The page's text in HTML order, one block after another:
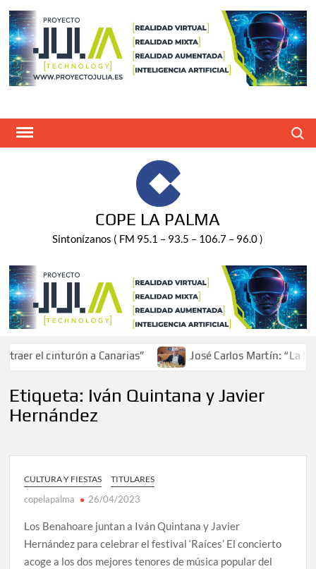
Saltar
contenido
COPE LA PALMA
Sintonízanos ( FM 95.1 – 93.5 – 106.7 – 96.0 )
el cinturón a Canarias” José Carlos Martín: “La
Etiqueta: Iván Quintana y Javier
Hernández
CULTURA Y FIESTAS TITULARES
copelapalma 26/04/2023
Los Benahoare juntan a Iván Quintana y Javier
Hernández para celebrar el festival ‘Raíces’ El concierto
acoge a los dos mejores tenores de música popular del